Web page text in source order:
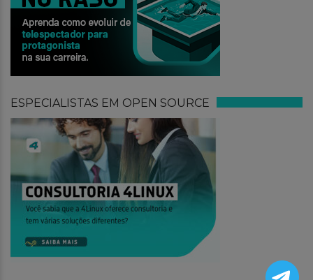
ESPECIALISTAS EM OPEN SOURCE